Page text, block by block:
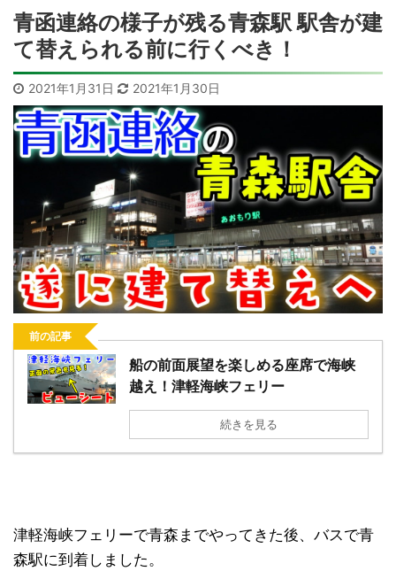
青函連絡の様子が残る青森駅 駅舎が建
て替えられる前に行くべき！
2021年1月31日 2021年1月30日
前の記事
船の前面展望を楽しめる座席で海峡
越え！津軽海峡フェリー
続きを見る
津軽海峡フェリーで青森までやってきた後、バスで青
森駅に到着しました。